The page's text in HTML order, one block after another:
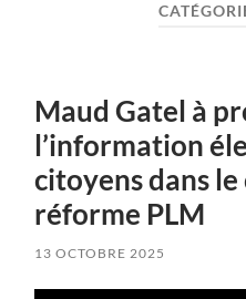
Maud Gatel à
l’information
citoyens dans le
réforme PLM
13 OCTOBRE 2025